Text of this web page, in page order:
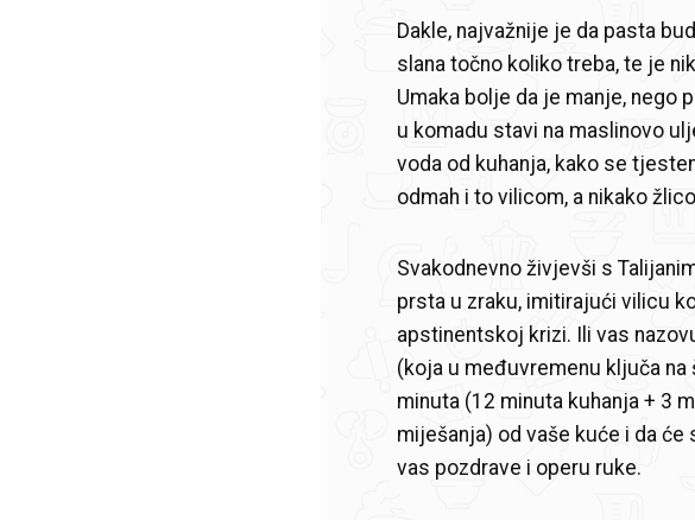
Dakle, najvažnije je da pasta
slana točno koliko treba, te je
Umaka bolje da je manje, nego
u komadu stavi na maslinovo
voda od kuhanja, kako se
odmah i to vilicom, a nikako
Svakodnevno živjevši s
prsta u zraku, imitirajući vilicu
apstinentskoj krizi. Ili vas
(koja u međuvremenu ključa na
minuta (12 minuta kuhanja + 3
miješanja) od vaše kuće i da će
vas pozdrave i operu ruke.